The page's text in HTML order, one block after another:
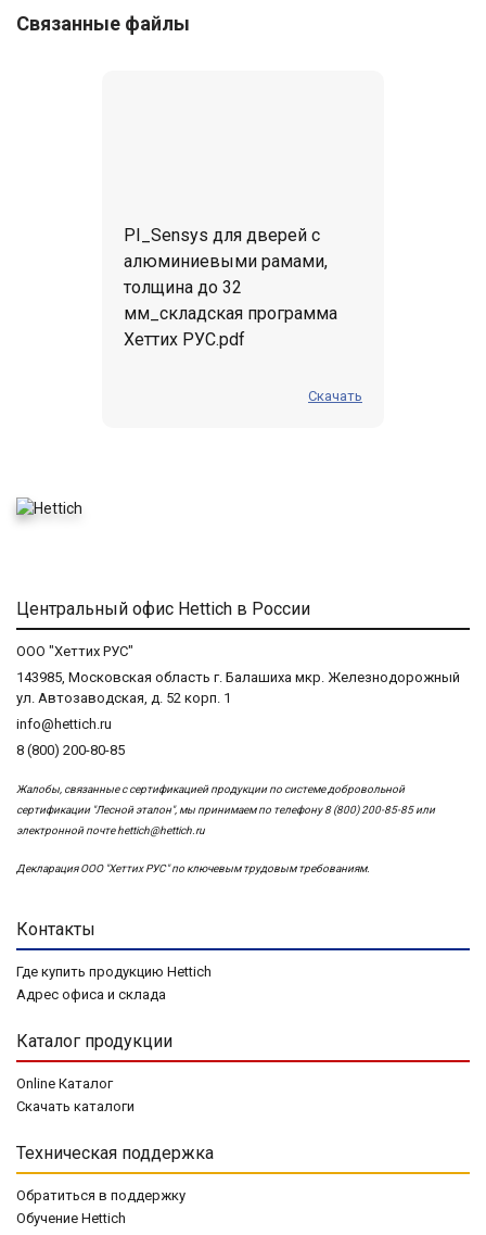
Связанные файлы
PI_Sensys для дверей с
алюминиевыми рамами,
толщина до 32
мм_складская программа
Хеттих РУС.pdf
Скачать
Центральный офис Hettich в России
ООО "Хеттих РУС"
143985, Московская область г. Балашиха мкр. Железнодорожный
ул. Автозаводская, д. 52 корп. 1
info@hettich.ru
8 (800) 200-80-85
Жалобы, связанные с сертификацией продукции по системе добровольной
сертификации "Лесной эталон", мы принимаем по телефону 8 (800) 200-85-85 или
электронной почтеhettich@hettich.ru
Декларация ООО "Хеттих РУС" по ключевым трудовым требованиям.
Контакты
Где купить продукцию Hettich
Адрес офиса и склада
Каталог продукции
Online Каталог
Скачать каталоги
Техническая поддержка
Обратиться в поддержку
Обучение Hettich